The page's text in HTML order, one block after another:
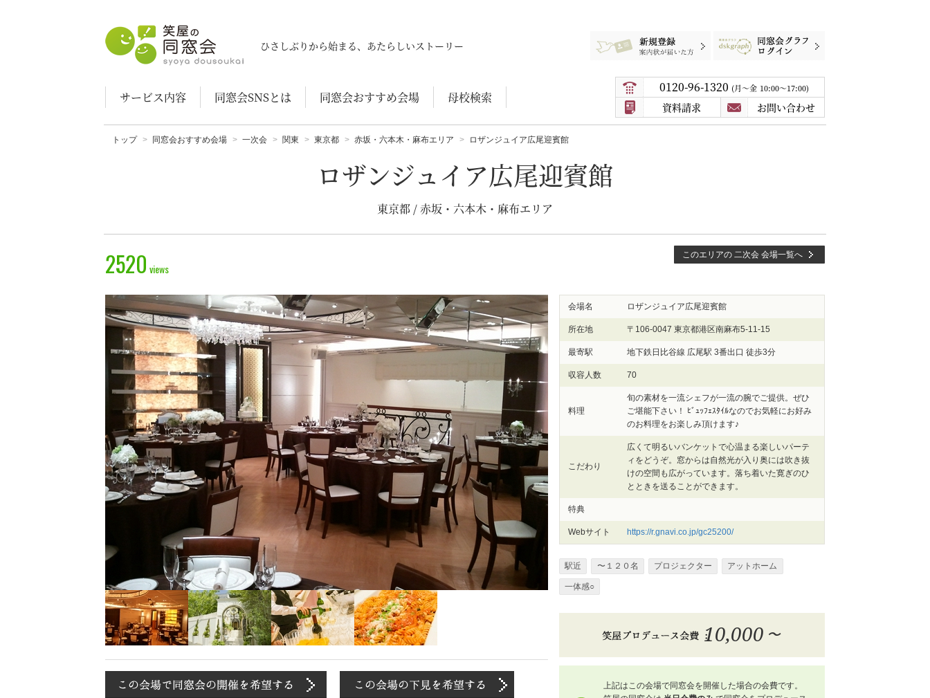
笑屋の同窓会
ひさしぶりから始まる、あたらしいストーリー
案内状が届いた方 同窓会グラフログイン
サービス内容 同窓会SNSとは 同窓会おすすめ会場 母校検索
0120-96-1320 月〜金 10:00～17:00
資料請求 お問い合わせ
トップ 同窓会おすすめ会場 一次会 関東 東京都 赤坂・六本木・麻布エリア ロザンジュイア広尾迎賓館
ロザンジュイア広尾迎賓館
東京都 / 赤坂・六本木・麻布エリア
2520 views
このエリアの 二次会 会場一覧へ
会場名 ロザンジュイア広尾迎賓館
所在地 〒106-0047 東京都港区南麻布5-11-15
最寄駅 地下鉄日比谷線 広尾駅 3番出口 徒歩3分
収容人数 70
料理
旬の素材を一流シェフが一流の腕でご提供。ぜひ
ご堪能下さい！ ﾋﾞｭｯﾌｪｽﾀｲﾙなのでお気軽にお好み
のお料理をお楽しみ頂けます♪
こだわり
広くて明るいバンケットで心温まる楽しいパーテ
ィをどうぞ。窓からは自然光が入り奥には吹き抜
けの空間も広がっています。落ち着いた寛ぎのひ
とときを送ることができます。
特典
Webサイト https://r.gnavi.co.jp/gc25200/
駅近 〜１２０名 プロジェクター アットホーム
一体感○
10,000 〜
上記はこの会場で同窓会を開催した場合の会費です。